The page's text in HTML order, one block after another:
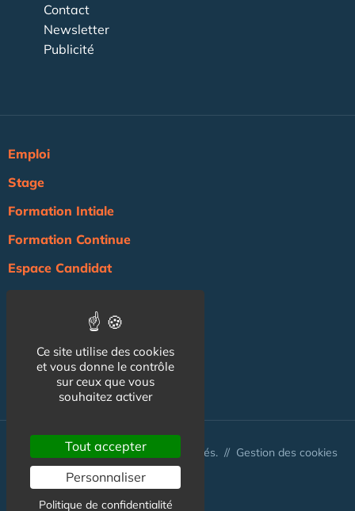
Contact
Newsletter
Publicité
Emploi
Stage
Formation Intiale
Formation Continue
Espace Candidat
Agenda
NOS AUTRES SITES :
© Australis 2026 - Tous droits réservés. // Gestion des cookies
Ce site utilise des cookies
et vous donne le contrôle
sur ceux que vous
souhaitez activer
Tout accepter
Personnaliser
Politique de confidentialité